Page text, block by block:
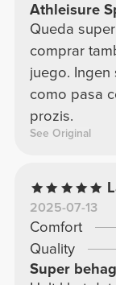
Athleisure
Queda
comprar
juego.
como pasa
prozis.
See Original
2025-07-13
Comfort
Quality
Super